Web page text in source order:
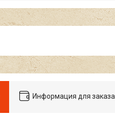
Информация для заказа